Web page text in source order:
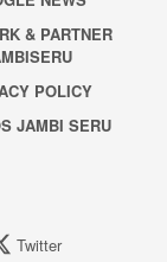
& PARTNER
POLICY
JAMBI SERU
Twitter